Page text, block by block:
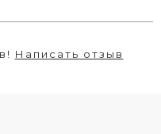
Написать отзыв